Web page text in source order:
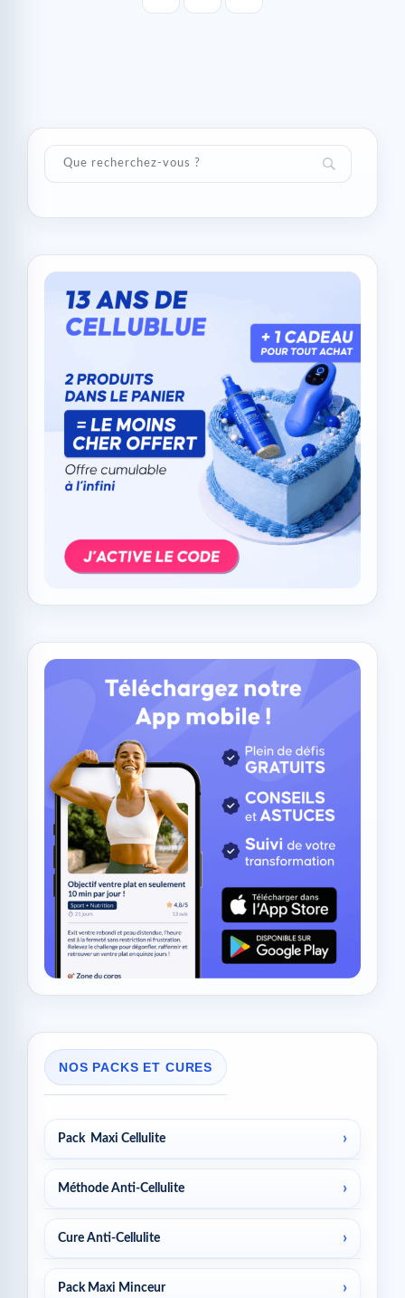
NOS PACKS ET CURES
Pack Maxi Cellulite
Méthode Anti-Cellulite
Cure Anti-Cellulite
Pack Maxi Minceur